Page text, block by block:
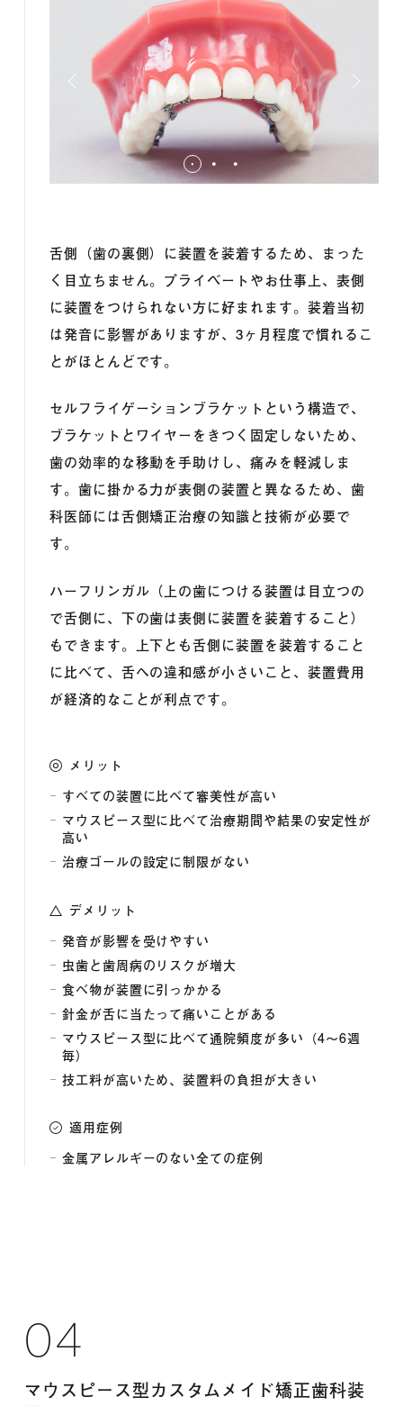
舌側（歯の裏側）に装置を装着するため、まった
く目立ちません。プライベートやお仕事上、表側
に装置をつけられない方に好まれます。装着当初
は発音に影響がありますが、3ヶ月程度で慣れるこ
とがほとんどです。
セルフライゲーションブラケットという構造で、
ブラケットとワイヤーをきつく固定しないため、
歯の効率的な移動を手助けし、痛みを軽減しま
す。歯に掛かる力が表側の装置と異なるため、歯
科医師には舌側矯正治療の知識と技術が必要で
す。
ハーフリンガル（上の歯につける装置は目立つの
で舌側に、下の歯は表側に装置を装着すること）
もできます。上下とも舌側に装置を装着すること
に比べて、舌への違和感が小さいこと、装置費用
が経済的なことが利点です。
メリット
すべての装置に比べて審美性が高い
マウスピース型に比べて治療期間や結果の安定性が
高い
治療ゴールの設定に制限がない
デメリット
発音が影響を受けやすい
虫歯と歯周病のリスクが増大
食べ物が装置に引っかかる
針金が舌に当たって痛いことがある
マウスピース型に比べて通院頻度が多い（4〜6週
毎）
技工料が高いため、装置料の負担が大きい
適用症例
金属アレルギーのない全ての症例
04
マウスピース型カスタムメイド矯正歯科装